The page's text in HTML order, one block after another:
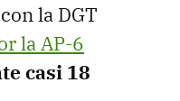
la DGT
la AP-6
casi 18